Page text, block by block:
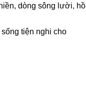
dòng sông lười, hồ
tiện nghi cho